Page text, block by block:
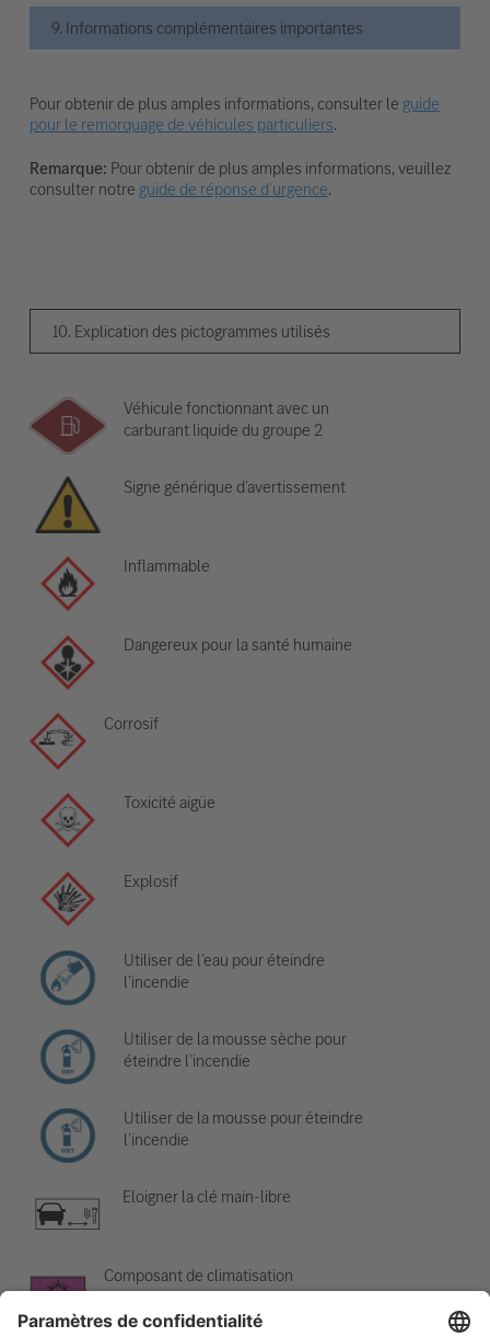
9. Informations complémentaires importantes
Pour obtenir de plus amples informations, consulter le guide
pour le remorquage de véhicules particuliers.
Remarque: Pour obtenir de plus amples informations, veuillez
consulter notre guide de réponse d’urgence.
10. Explication des pictogrammes utilisés
Véhicule fonctionnant avec un
carburant liquide du groupe 2
Signe générique d’avertissement
Inflammable
Dangereux pour la santé humaine
Corrosif
Toxicité aigüe
Explosif
Utiliser de l’eau pour éteindre
l’incendie
Utiliser de la mousse sèche pour
éteindre l’incendie
Utiliser de la mousse pour éteindre
l’incendie
Eloigner la clé main-libre
Composant de climatisation